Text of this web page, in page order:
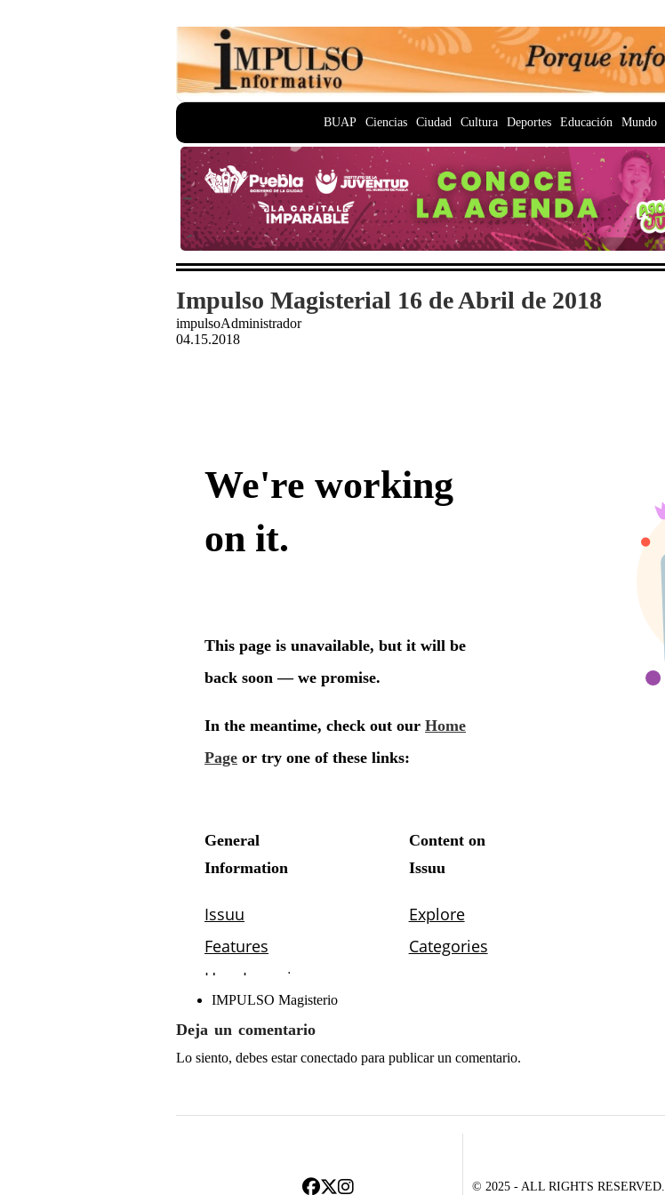
BUAP Ciencias Ciudad Cultura Deportes Educación Mundo
Impulso Magisterial 16 de Abril de 2018
impulsoAdministrador
04.15.2018
IMPULSO Magisterio
Deja un comentario
Lo siento, debes estarconectado para publicar un comentario.
© 2025 - ALL RIGHTS RESERVED.